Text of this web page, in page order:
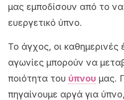
μας εμποδίσουν από το
ευεργετικό ύπνο.
Το άγχος, οι καθημερινές
αγωνίες μπορούν να
ποιότητα του ύπνου μας.
πηγαίνουμε αργά για